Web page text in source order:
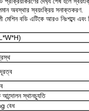
অবস্থার স্বয়ংক্রিয় সনাক্তকরণ.
মেশিন বডি এটিকে আরও নিঃশব্দে এবং
আন্দোলন স্থানচ্যুতি
বেধ